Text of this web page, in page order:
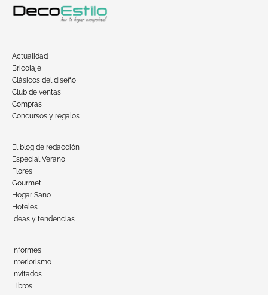
Actualidad
Bricolaje
Clásicos del diseño
Club de ventas
Compras
Concursos y regalos
El blog de redacción
Especial Verano
Flores
Gourmet
Hogar Sano
Hoteles
Ideas y tendencias
Informes
Interiorismo
Invitados
Libros